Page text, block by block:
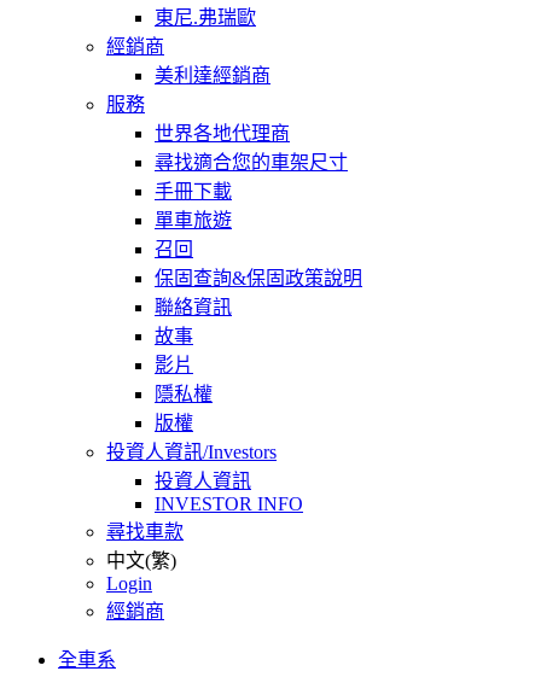
東尼.弗瑞歐
經銷商
美利達經銷商
服務
世界各地代理商
尋找適合您的車架尺寸
手冊下載
單車旅遊
召回
保固查詢&保固政策說明
聯絡資訊
故事
影片
隱私權
版權
投資人資訊/Investors
投資人資訊
INVESTOR INFO
尋找車款
中文(繁)
Login
經銷商
全車系